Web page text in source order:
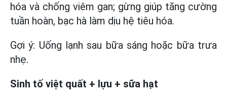
hóa và chống viêm gan; gừng giúp tăng cường
tuần hoàn, bạc hà làm dịu hệ tiêu hóa.
Gợi ý: Uống lạnh sau bữa sáng hoặc bữa trưa
nhẹ.
Sinh tố việt quất + lựu + sữa hạt